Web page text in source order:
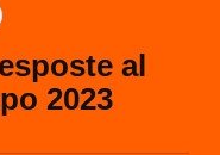
al
2023